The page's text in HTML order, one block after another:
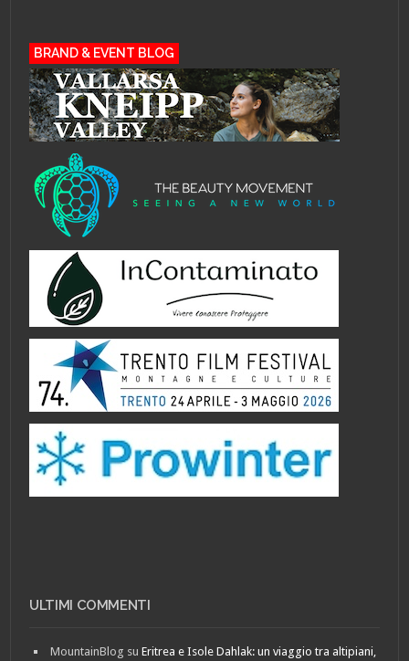
BRAND & EVENT BLOG
ULTIMI COMMENTI
MountainBlog suEritrea e Isole Dahlak: un viaggio tra altipiani,